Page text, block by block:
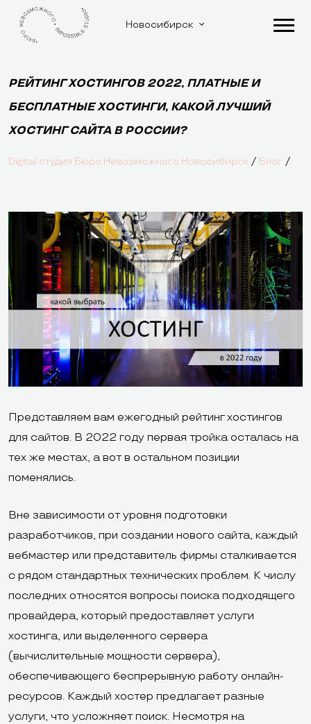
Новосибирск
РЕЙТИНГ ХОСТИНГОВ 2022, ПЛАТНЫЕ И
БЕСПЛАТНЫЕ ХОСТИНГИ, КАКОЙ ЛУЧШИЙ
ХОСТИНГ САЙТА В РОССИИ?
Digital студия Бюро Невозможного Новосибирск / Блог /
Представляем вам ежегодный рейтинг хостингов
для сайтов. В 2022 году первая тройка осталась на
тех же местах, а вот в остальном позиции
поменялись.
Вне зависимости от уровня подготовки
разработчиков, при создании нового сайта, каждый
вебмастер или представитель фирмы сталкивается
с рядом стандартных технических проблем. К числу
последних относятся вопросы поиска подходящего
провайдера, который предоставляет услуги
хостинга, или выделенного сервера
(вычислительные мощности сервера),
обеспечивающего беспрерывную работу онлайн-
ресурсов. Каждый хостер предлагает разные
услуги, что усложняет поиск. Несмотря на